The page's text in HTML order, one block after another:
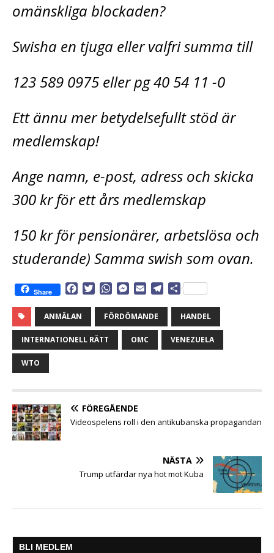
omänskliga blockaden?
Swisha en tjuga eller valfri summa till
123 589 0975 eller pg 40 54 11 -0
Ett ännu mer betydelsefullt stöd är
medlemskap!
Ange namn, e-post, adress och skicka
300 kr för ett års medlemskap
150 kr för pensionärer, arbetslösa och
studerande) Samma swish som ovan.
Share
c
e
b
o
t
t
e
W
a
t
A
M
s
s
e
n
a
i
l
e
r
D
l
a
ANMÄLAN FÖRDÖMANDE HANDEL
INTERNATIONELL RÄTT OMC VENEZUELA
WTO
FÖREGÅENDE
Videospelens roll i den antikubanska propagandan
NÄSTA
Trump utfärdar nya hot mot Kuba
BLI MEDLEM